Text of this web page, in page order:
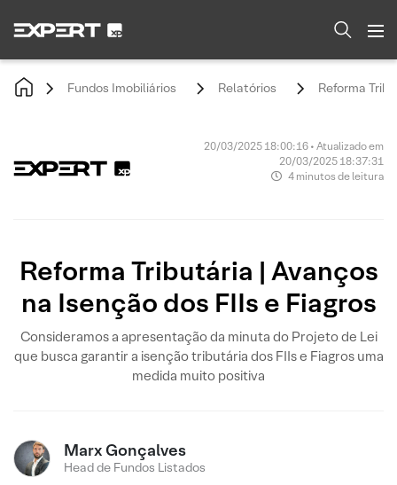
Fundos Imobiliários Relatórios Reforma
20/03/2025 18:00:16 • Atualizado em
20/03/2025 18:37:31
4 minutos de leitura
Reforma Tributária | Avanços
na Isenção dos FIIs e Fiagros
Consideramos a apresentação da minuta do Projeto de Lei
que busca garantir a isenção tributária dos FIIs e Fiagros uma
medida muito positiva
Marx Gonçalves
Head de Fundos Listados